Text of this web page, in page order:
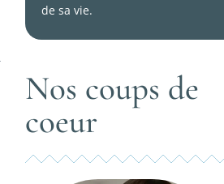
de sa vie.
Nos coups de
coeur